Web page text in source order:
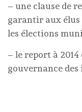
– une clause de
garantir aux élus
les élections
– le report à
gouvernance